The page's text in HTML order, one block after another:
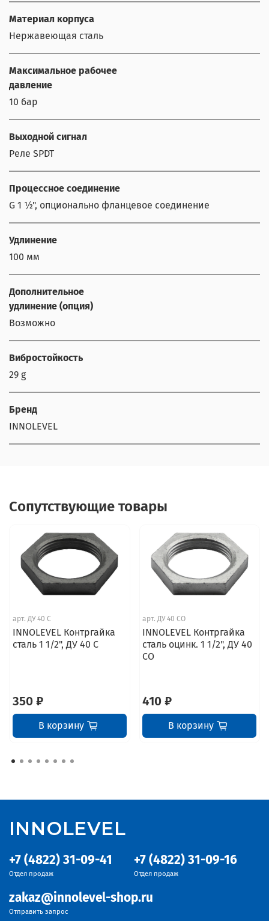
Материал корпуса
Нержавеющая сталь
Максимальное рабочее
давление
10 бар
Выходной сигнал
Реле SPDT
Процессное соединение
G 1 ½", опционально фланцевое соединение
Удлинение
100 мм
Дополнительное
удлинение (опция)
Возможно
Вибростойкость
29 g
Бренд
INNOLEVEL
Сопутствующие товары
арт. ДУ 40 С
INNOLEVEL Контргайка
сталь 1 1/2", ДУ 40 С
350 ₽
В корзину
арт.ДУ 40 СО
INNOLEVEL Контргайка
сталь оцинк. 1 1/2", ДУ 40
СО
410 ₽
В корзину
+7 (4822) 31-09-41
Отдел продаж
+7 (4822) 31-09-16
Отдел продаж
zakaz@innolevel-shop.ru
Отправить запрос
INNOLEVEL